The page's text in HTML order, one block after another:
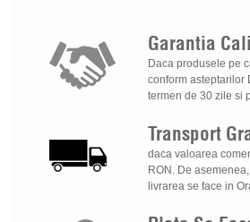
Garantia
Daca produsele pe
conform asteptarilor
termen de 30 zile si
Transport
daca valoarea
RON. De
livrarea se face in